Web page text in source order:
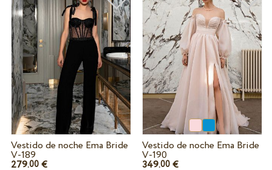
Vestido de noche Ema Bride
V-189
279.00€
Vestido de noche Ema Bride
V-190
349.00 €